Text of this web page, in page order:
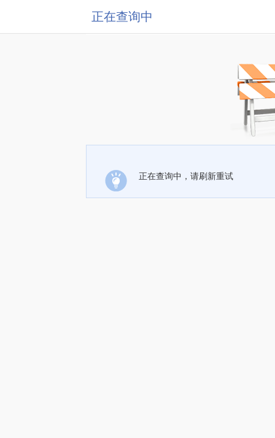
正在查询中
正在查询中，请刷新重试